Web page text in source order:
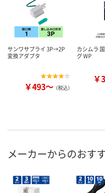
サンワサプライ 3P→2P
変換アダプタ
￥493～ （税込）
カシムラ
グ WP
￥
メーカーからのおす